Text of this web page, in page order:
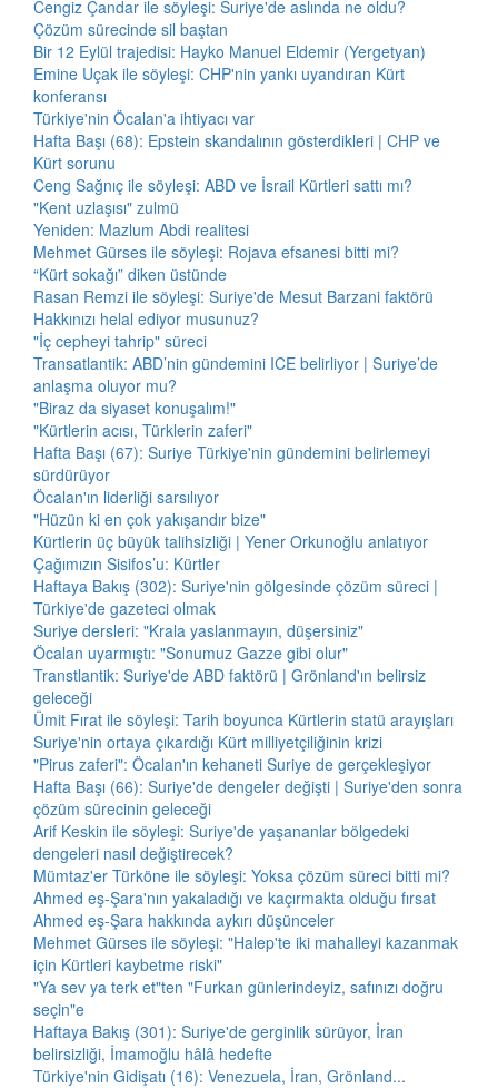
Cengiz Çandar ile söyleşi: Suriye'de aslında ne oldu?
Çözüm sürecinde sil baştan
Bir 12 Eylül trajedisi: Hayko Manuel Eldemir (Yergetyan)
Emine Uçak ile söyleşi: CHP'nin yankı uyandıran Kürt
konferansı
Türkiye'nin Öcalan'a ihtiyacı var
Hafta Başı (68): Epstein skandalının gösterdikleri | CHP ve
Kürt sorunu
Ceng Sağnıç ile söyleşi: ABD ve İsrail Kürtleri sattı mı?
"Kent uzlaşısı" zulmü
Yeniden: Mazlum Abdi realitesi
Mehmet Gürses ile söyleşi: Rojava efsanesi bitti mi?
“Kürt sokağı” diken üstünde
Rasan Remzi ile söyleşi: Suriye'de Mesut Barzani faktörü
Hakkınızı helal ediyor musunuz?
"İç cepheyi tahrip" süreci
Transatlantik: ABD’nin gündemini ICE belirliyor | Suriye’de
anlaşma oluyor mu?
"Biraz da siyaset konuşalım!"
"Kürtlerin acısı, Türklerin zaferi"
Hafta Başı (67): Suriye Türkiye'nin gündemini belirlemeyi
sürdürüyor
Öcalan'ın liderliği sarsılıyor
"Hüzün ki en çok yakışandır bize"
Kürtlerin üç büyük talihsizliği | Yener Orkunoğlu anlatıyor
Çağımızın Sisifos’u: Kürtler
Haftaya Bakış (302): Suriye'nin gölgesinde çözüm süreci |
Türkiye'de gazeteci olmak
Suriye dersleri: "Krala yaslanmayın, düşersiniz"
Öcalan uyarmıştı: "Sonumuz Gazze gibi olur"
Transtlantik: Suriye'de ABD faktörü | Grönland'ın belirsiz
geleceği
Ümit Fırat ile söyleşi: Tarih boyunca Kürtlerin statü arayışları
Suriye'nin ortaya çıkardığı Kürt milliyetçiliğinin krizi
"Pirus zaferi": Öcalan'ın kehaneti Suriye de gerçekleşiyor
Hafta Başı (66): Suriye'de dengeler değişti | Suriye'den sonra
çözüm sürecinin geleceği
Arif Keskin ile söyleşi: Suriye'de yaşananlar bölgedeki
dengeleri nasıl değiştirecek?
Mümtaz'er Türköne ile söyleşi: Yoksa çözüm süreci bitti mi?
Ahmed eş-Şara'nın yakaladığı ve kaçırmakta olduğu fırsat
Ahmed eş-Şara hakkında aykırı düşünceler
Mehmet Gürses ile söyleşi: "Halep'te iki mahalleyi kazanmak
için Kürtleri kaybetme riski"
"Ya sev ya terk et"ten "Furkan günlerindeyiz, safınızı doğru
seçin"e
Haftaya Bakış (301): Suriye'de gerginlik sürüyor, İran
belirsizliği, İmamoğlu hâlâ hedefte
Türkiye'nin Gidişatı (16): Venezuela, İran, Grönland...